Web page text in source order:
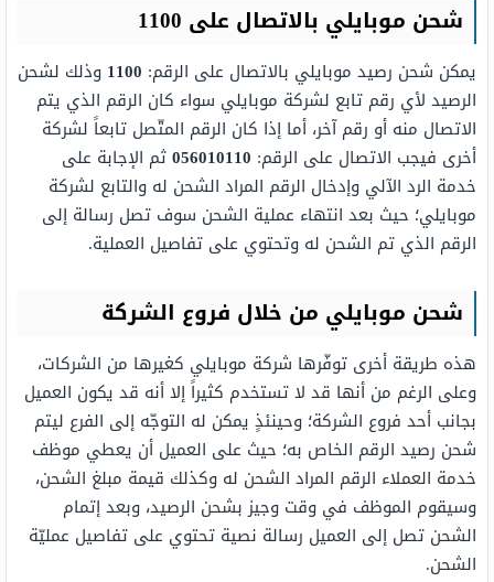
شحن موبايلي بالاتصال على 1100
يمكن شحن رصيد موبايلي بالاتصال على الرقم: 1100 وذلك لشحن
الرصيد لأي رقم تابع لشركة موبايلي سواء كان الرقم الذي يتم
الاتصال منه أو رقم آخر، أما إذا كان الرقم المتّصل تابعاً لشركة
أخرى فيجب الاتصال على الرقم: 056010110ثم الإجابة على
خدمة الرد الآلي وإدخال الرقم المراد الشحن له والتابع لشركة
موبايلي؛ حيث بعد انتهاء عملية الشحن سوف تصل رسالة إلى
الرقم الذي تم الشحن له وتحتوي على تفاصيل العملية.
شحن موبايلي من خلال فروع الشركة
هذه طريقة أخرى توفّرها شركة موبايلي كغيرها من الشركات،
وعلى الرغم من أنها قد لا تستخدم كثيراً إلا أنه قد يكون العميل
بجانب أحد فروع الشركة؛ وحينئذٍ يمكن له التوجّه إلى الفرع ليتم
شحن رصيد الرقم الخاص به؛ حيث على العميل أن يعطي موظف
خدمة العملاء الرقم المراد الشحن له وكذلك قيمة مبلغ الشحن،
وسيقوم الموظف في وقت وجيز بشحن الرصيد، وبعد إتمام
الشحن تصل إلى العميل رسالة نصية تحتوي على تفاصيل عمليّة
الشحن.